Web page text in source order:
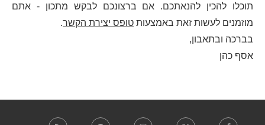
תוכלו להכין להנאתכם. אם ברצונכם לבקש מתכון - אתם
מוזמנים לעשות זאת באמצעות טופס יצירת הקשר.
בברכה ובתאבון,
אסף כהן